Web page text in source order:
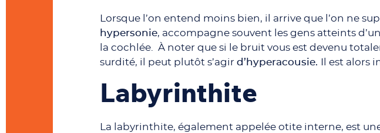
Lorsque l’on entend moins bien, il arrive que l’on ne
hypersonie, accompagne souvent les gens atteints
la cochlée. À noter que si le bruit vous est devenu
surdité, il peut plutôt s’agird’hyperacousie. Il est alors
Labyrinthite
La labyrinthite, également appelée otite interne, est